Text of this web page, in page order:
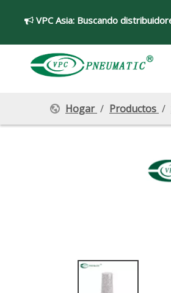
 VPC Asia: Buscando
Hogar / Productos /